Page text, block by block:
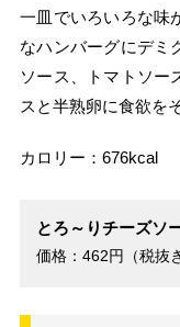
一皿でいろいろな味
なハンバーグにデミ
ソース、トマトソー
スと半熟卵に食欲を
カロリー：676kcal
とろ～りチーズソ
価格：462円（税抜